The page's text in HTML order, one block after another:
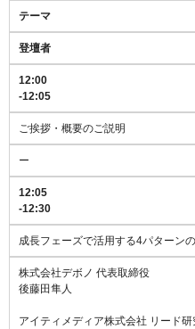
テーマ
登壇者
12:00
-12:05
ご挨拶・概要のご説明
ー
12:05
-12:30
成長フェーズで活用する4パターン
株式会社デボノ 代表取締役
後藤田隼人
アイティメディア株式会社 リード